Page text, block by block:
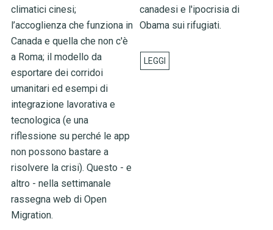
climatici cinesi;
l’accoglienza che funziona in
Canada e quella che non c'è
a Roma; il modello da
esportare dei corridoi
umanitari ed esempi di
integrazione lavorativa e
tecnologica (e una
riflessione su perché le app
non possono bastare a
risolvere la crisi). Questo - e
altro - nella settimanale
rassegna web di Open
Migration.
canadesi e l'ipocrisia di
Obama sui rifugiati.